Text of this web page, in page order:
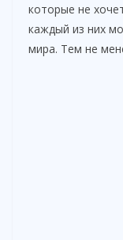
которые не
каждый из них
мира. Тем не